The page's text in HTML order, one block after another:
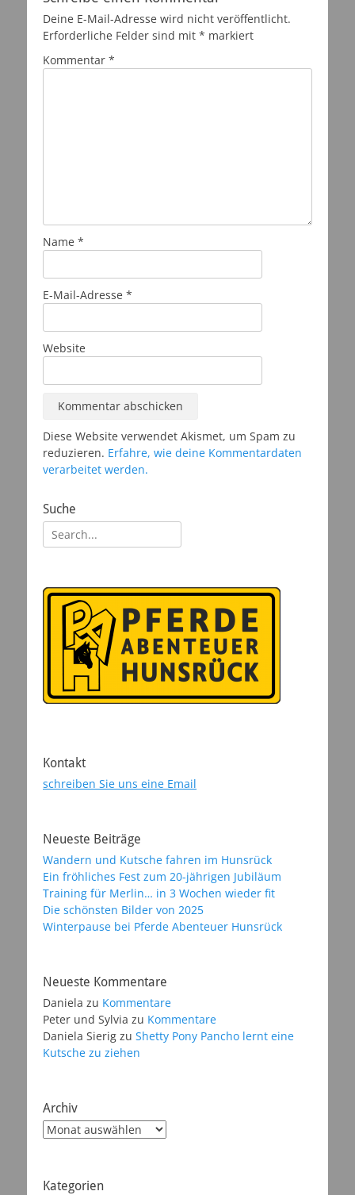
Deine E-Mail-Adresse wird nicht veröffentlicht.
Erforderliche Felder sind mit * markiert
Kommentar *
Name *
E-Mail-Adresse *
Website
Diese Website verwendet Akismet, um Spam zu
reduzieren. Erfahre, wie deine Kommentardaten
verarbeitet werden.
Suche
Suchen
nach:
Kontakt
schreiben Sie uns eine Email
Neueste Beiträge
Wandern und Kutsche fahren im Hunsrück
Ein fröhliches Fest zum 20-jährigen Jubiläum
Training für Merlin… in 3 Wochen wieder fit
Die schönsten Bilder von 2025
Winterpause bei Pferde Abenteuer Hunsrück
Neueste Kommentare
Daniela zu Kommentare
Peter und Sylvia zu Kommentare
Daniela Sierig zu Shetty Pony Pancho lernt eine
Kutsche zu ziehen
Archiv
Archiv
Kategorien